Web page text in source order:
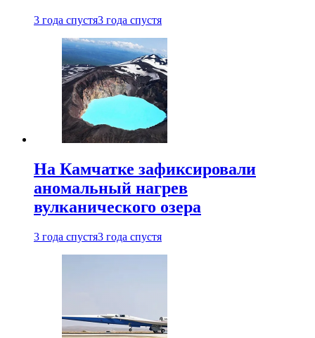
3 года спустя3 года спустя
На Камчатке зафиксировали
аномальный нагрев
вулканического озера
3 года спустя3 года спустя